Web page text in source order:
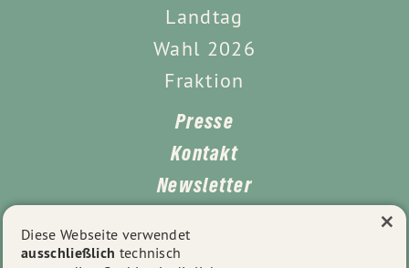
Landtag
Wahl 2026
Fraktion
Presse
Kontakt
Newsletter
Impressum
Diese Webseite verwendet
ausschließlich technisch
×